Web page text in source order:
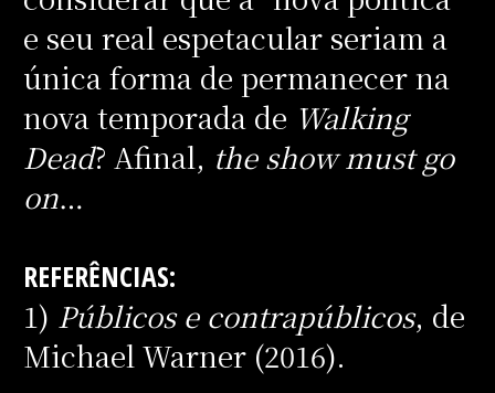
e seu real espetacular seriam a
única forma de permanecer na
nova temporada de Walking
Dead? Afinal, the show must go
on…
REFERÊNCIAS:
1) Públicos e contrapúblicos, de
Michael Warner (2016).